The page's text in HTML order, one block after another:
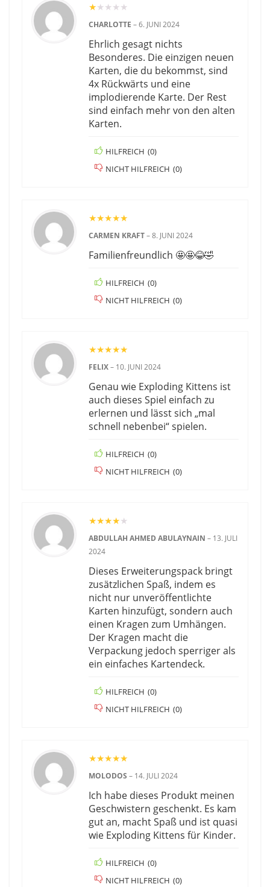
★★ ★ ★ ★
CHARLOTTE –6. JUNI 2024
Ehrlich gesagt nichts
Besonderes. Die einzigen neuen
Karten, die du bekommst, sind
4x Rückwärts und eine
implodierende Karte. Der Rest
sind einfach mehr von den alten
Karten.
HILFREICH (0)
NICHT HILFREICH (0)
★★★★★
CARMEN KRAFT–8. JUNI 2024
Familienfreundlich 🤩🤩😂🤣
HILFREICH (0)
NICHT HILFREICH (0)
★★★★★
FELIX– 10. JUNI 2024
Genau wie Exploding Kittens ist
auch dieses Spiel einfach zu
erlernen und lässt sich „mal
schnell nebenbei“ spielen.
HILFREICH (0)
NICHT HILFREICH (0)
★★★★★
ABDULLAH AHMED ABULAYNAIN – 13. JULI
2024
Dieses Erweiterungspack bringt
zusätzlichen Spaß, indem es
nicht nur unveröffentlichte
Karten hinzufügt, sondern auch
einen Kragen zum Umhängen.
Der Kragen macht die
Verpackung jedoch sperriger als
ein einfaches Kartendeck.
HILFREICH (0)
NICHT HILFREICH (0)
★★★★★
MOLODOS – 14. JULI 2024
Ich habe dieses Produkt meinen
Geschwistern geschenkt. Es kam
gut an, macht Spaß und ist quasi
wie Exploding Kittens für Kinder.
HILFREICH (0)
NICHT HILFREICH (0)